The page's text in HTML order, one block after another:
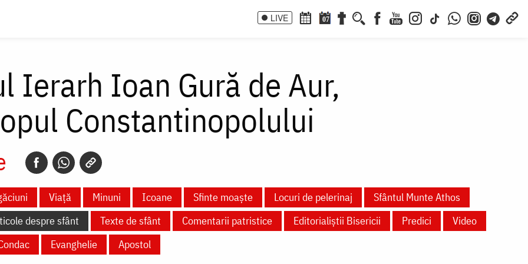
LIVE 07
Ierarh Ioan Gură de Aur,
Constantinopolului
Viață Minuni Icoane Sfinte moaște Locuri de pelerinaj
Sfântul Munte Athos
despre sfânt Texte de sfânt Comentarii patristice Editorialiștii Bisericii Predici
Video
Evanghelie Apostol